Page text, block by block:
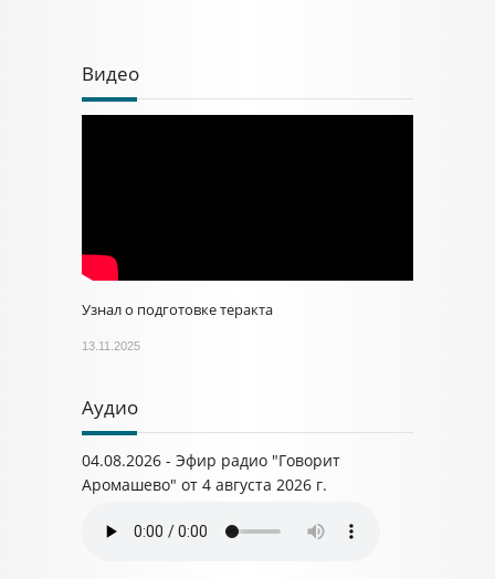
Видео
Узнал о подготовке теракта
13.11.2025
Аудио
04.08.2026 - Эфир радио "Говорит
Аромашево" от 4 августа 2026 г.